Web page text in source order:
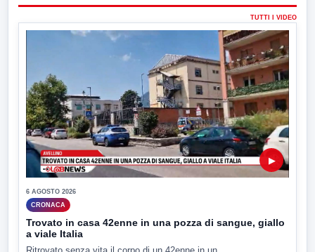
TUTTI I VIDEO
▶
6 AGOSTO 2026
CRONACA
Trovato in casa 42enne in una pozza di sangue, giallo
a viale Italia